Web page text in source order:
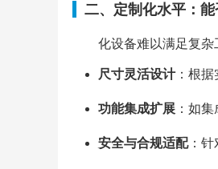
二、定制化水平：
化设备难以满足复
尺寸灵活设计：根据
功能集成扩展：如集
安全与合规适配：针